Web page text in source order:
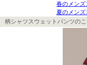
春のメン
夏のメン
柄シャツスウェットパンツの